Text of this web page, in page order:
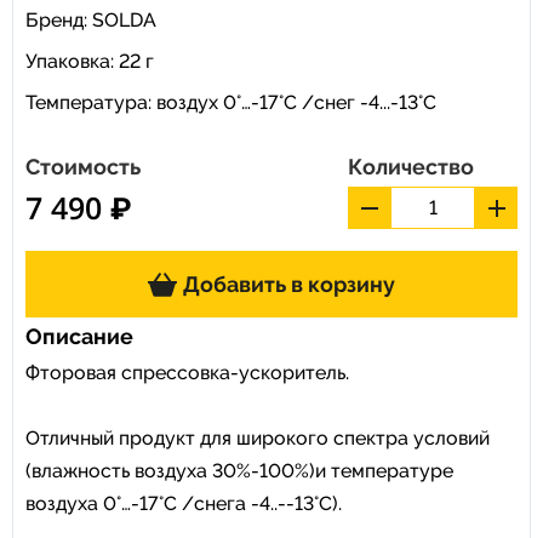
Бренд: SOLDA
Упаковка: 22 г
Температура: воздух 0°…-17°C /снег -4...-13°C
Стоимость
7 490 ₽
Количество
Добавить в корзину
Описание
Фторовая спрессовка-ускоритель.
Отличный продукт для широкого спектра условий
(влажность воздуха 30%-100%)и температуре
воздуха 0°…-17°C /снега -4..--13°C).